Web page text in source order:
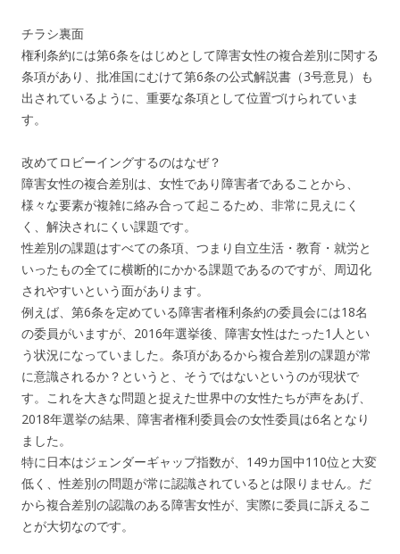
チラシ裏面
権利条約には第6条をはじめとして障害女性の複合差別に関する
条項があり、批准国にむけて第6条の公式解説書（3号意見）も
出されているように、重要な条項として位置づけられていま
す。
改めてロビーイングするのはなぜ？
障害女性の複合差別は、女性であり障害者であることから、
様々な要素が複雑に絡み合って起こるため、非常に見えにく
く、解決されにくい課題です。
性差別の課題はすべての条項、つまり自立生活・教育・就労と
いったもの全てに横断的にかかる課題であるのですが、周辺化
されやすいという面があります。
例えば、第6条を定めている障害者権利条約の委員会には18名
の委員がいますが、2016年選挙後、障害女性はたった1人とい
う状況になっていました。条項があるから複合差別の課題が常
に意識されるか？というと、そうではないというのが現状で
す。これを大きな問題と捉えた世界中の女性たちが声をあげ、
2018年選挙の結果、障害者権利委員会の女性委員は6名となり
ました。
特に日本はジェンダーギャップ指数が、149カ国中110位と大変
低く、性差別の問題が常に認識されているとは限りません。だ
から複合差別の認識のある障害女性が、実際に委員に訴えるこ
とが大切なのです。